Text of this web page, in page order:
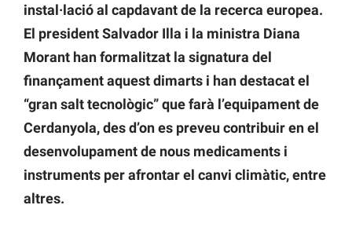
instal·lació al capdavant de la recerca europea.
El president Salvador Illa i la ministra Diana
Morant han formalitzat la signatura del
finançament aquest dimarts i han destacat el
“gran salt tecnològic” que farà l’equipament de
Cerdanyola, des d’on es preveu contribuir en el
desenvolupament de nous medicaments i
instruments per afrontar el canvi climàtic, entre
altres.